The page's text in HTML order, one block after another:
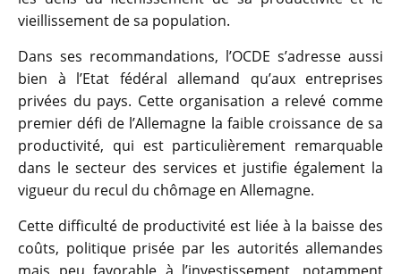
vieillissement de sa population.
Dans ses recommandations, l’OCDE s’adresse aussi
bien à l’Etat fédéral allemand qu’aux entreprises
privées du pays. Cette organisation a relevé comme
premier défi de l’Allemagne la faible croissance de sa
productivité, qui est particulièrement remarquable
dans le secteur des services et justifie également la
vigueur du recul du chômage en Allemagne.
Cette difficulté de productivité est liée à la baisse des
coûts, politique prisée par les autorités allemandes